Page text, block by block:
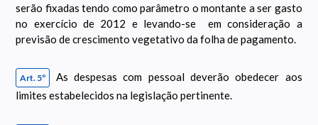
serão fixadas tendo como parâmetro o montante a ser gasto
no exercício de 2012 e levando-se em consideração a
previsão de crescimento vegetativo da folha de pagamento.
Art. 5º
As despesas com pessoal deverão obedecer aos
limites estabelecidos na legislação pertinente.